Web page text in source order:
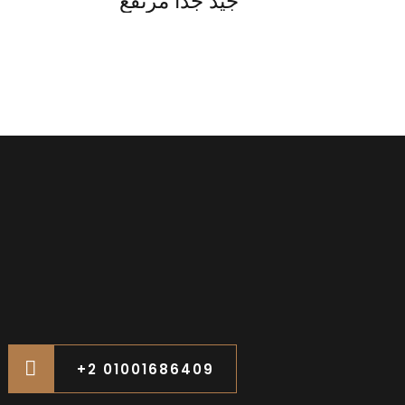
+2 01001686409